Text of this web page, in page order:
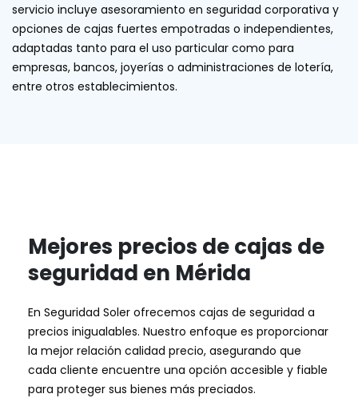
servicio incluye asesoramiento en seguridad corporativa y
opciones de cajas fuertes empotradas o independientes,
adaptadas tanto para el uso particular como para
empresas, bancos, joyerías o administraciones de lotería,
entre otros establecimientos.
Mejores precios de cajas de
seguridad en Mérida
En Seguridad Soler ofrecemos cajas de seguridad a
precios inigualables. Nuestro enfoque es proporcionar
la mejor relación calidad precio, asegurando que
cada cliente encuentre una opción accesible y fiable
para proteger sus bienes más preciados.